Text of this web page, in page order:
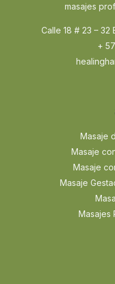
masajes
Calle 18 # 23 – 32
+
Masaje
Masaje
Masaje
Masaje
Masajes